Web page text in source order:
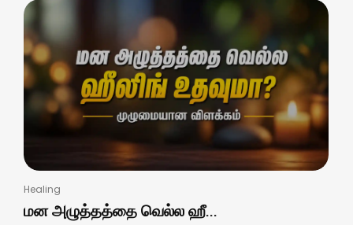
Healing
மன அழுத்தத்தை வெல்ல ஹீ...